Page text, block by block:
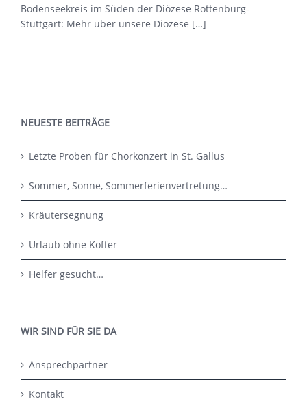
Bodenseekreis im Süden der Diözese Rottenburg-
Stuttgart: Mehr über unsere Diözese […]
NEUESTE BEITRÄGE
Letzte Proben für Chorkonzert in St. Gallus
Sommer, Sonne, Sommerferienvertretung…
Kräutersegnung
Urlaub ohne Koffer
Helfer gesucht…
WIR SIND FÜR SIE DA
Ansprechpartner
Kontakt